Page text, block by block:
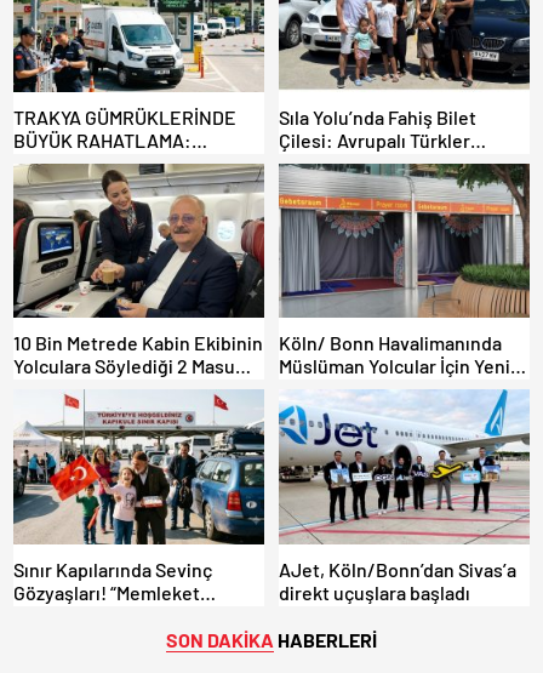
TRAKYA GÜMRÜKLERİNDE
BÜYÜK RAHATLAMA:
DEREKÖY HAFİF TİCARİ
ARAÇLARA AÇILIYOR!
Sıla Yolu’nda Fahiş Bilet
Çilesi: Avrupalı Türkler
Karayollarına Akın Etti,
Gümrükler Kilitlendi!
10 Bin Metrede Kabin Ekibinin
Yolculara Söylediği 2 Masum
Köln/ Bonn Havalimanında
Müslüman Yolcular İçin Yeni
İbadet Alanları Açıldı
Sınır Kapılarında Sevinç
Gözyaşları! “Memleket
AJet, Köln/Bonn’dan Sivas’a
direkt uçuşlara başladı
SON DAKİKA HABERLERİ